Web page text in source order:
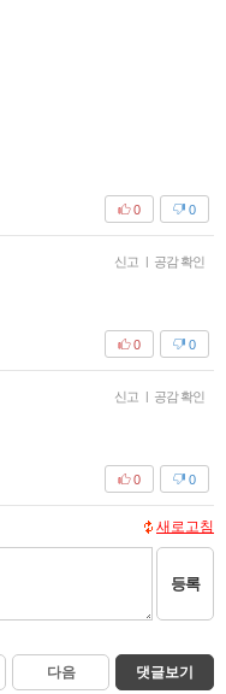
0
0
신고 공감 확인
0
0
신고 공감 확인
0
0
새로고침
등록
다음 댓글보기